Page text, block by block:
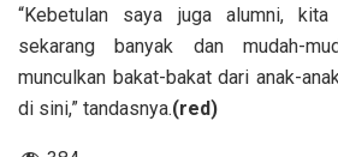
“Kebetulan saya juga alumni,
sekarang banyak dan mudah-
munculkan bakat-bakat dari anak-
di sini,” tandasnya.(red)